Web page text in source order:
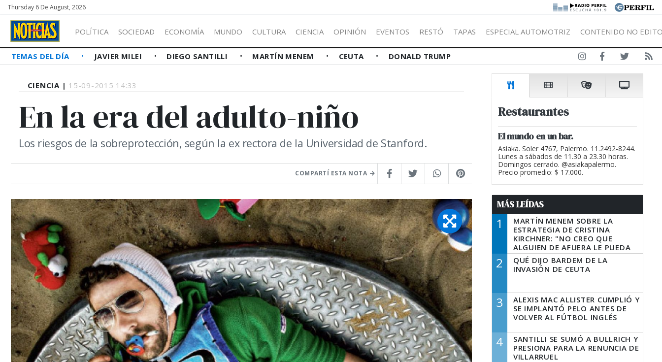
Thursday 6 De August, 2026 |
POLÍTICA SOCIEDAD ECONOMÍA MUNDO CULTURA CIENCIA OPINIÓN EVENTOS RESTÓ TAPAS ESPECIAL AUTOMOTRIZ CONTENIDO NO
TEMAS DEL DÍA JAVIER MILEI DIEGO SANTILLI MARTÍN MENEM CEUTA DONALD TRUMP
CIENCIA | 15-09-2015 14:33
En la era del adulto-niño
Los riesgos de la sobreprotección, según la ex rectora de la Universidad de Stanford.
COMPARTÍ ESTA NOTA
Restaurantes
El mundo en un bar.
Asiaka. Soler 4767, Palermo. 11.2492-8244.
Lunes a sábados de 11.30 a 23.30 horas.
Domingos cerrado. @asiakapalermo.
Precio promedio: $ 17.000.
MÁS LEÍDAS
1
MARTÍN MENEM SOBRE LA
ESTRATEGIA DE CRISTINA
KIRCHNER: "NO CREO QUE
ALGUIEN DE AFUERA LE PUEDA
DECIR A LA JUSTICIA LO QUE
TIENE QUE HACER"
2
QUÉ DIJO BARDEM DE LA
INVASIÓN DE CEUTA
3
ALEXIS MAC ALLISTER CUMPLIÓ Y
SE IMPLANTÓ PELO ANTES DE
VOLVER AL FÚTBOL INGLÉS
4
SANTILLI SE SUMÓ A BULLRICH Y
PRESIONA PARA LA RENUNCIA DE
VILLARRUEL